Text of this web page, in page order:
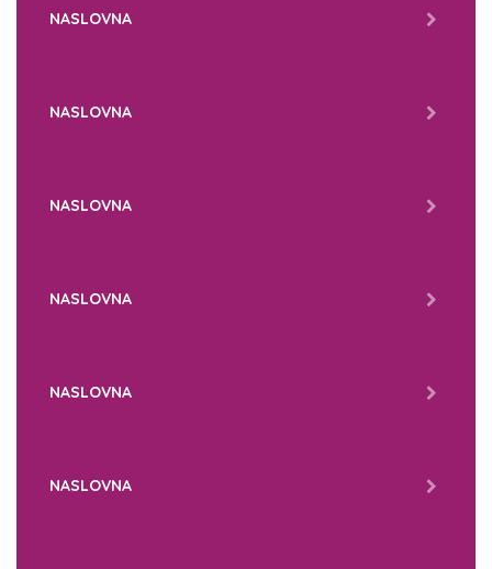
NASLOVNA
NASLOVNA
NASLOVNA
NASLOVNA
NASLOVNA
NASLOVNA